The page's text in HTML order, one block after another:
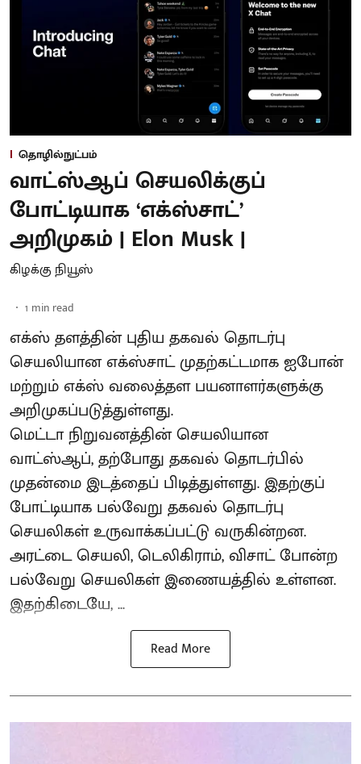
தொழில்நுட்பம்
வாட்ஸ்ஆப் செயலிக்குப்
போட்டியாக ‘எக்ஸ்சாட்’
அறிமுகம் | Elon Musk |
கிழக்கு நியூஸ்
1 min read
எக்ஸ் தளத்தின் புதிய தகவல் தொடர்பு
செயலியான எக்ஸ்சாட் முதற்கட்டமாக ஐபோன்
மற்றும் எக்ஸ் வலைத்தள பயனாளர்களுக்கு
அறிமுகப்படுத்துள்ளது.
மெட்டா நிறுவனத்தின் செயலியான
வாட்ஸ்ஆப், தற்போது தகவல் தொடர்பில்
முதன்மை இடத்தைப் பிடித்துள்ளது. இதற்குப்
போட்டியாக பல்வேறு தகவல் தொடர்பு
செயலிகள் உருவாக்கப்பட்டு வருகின்றன.
அரட்டை செயலி, டெலிகிராம், விசாட் போன்ற
பல்வேறு செயலிகள் இணையத்தில் உள்ளன.
இதற்கிடையே, ...
Read More